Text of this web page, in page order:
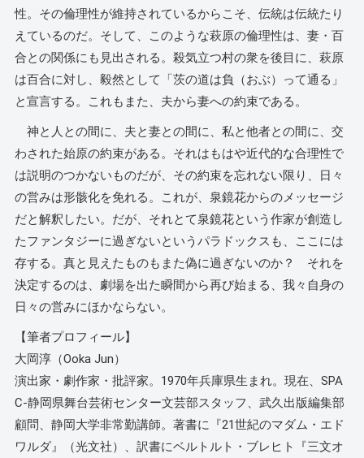
性。その倫理性が維持されているからこそ、伝統は伝統たり
えているのだ。そして、このような萩原の倫理性は、妻・百
合との関係にも見出される。殺気立つ村の衆を後目に、萩原
は百合に対し、毅然として「茨の道は負（おぶ）って通る」
と宣言する。これもまた、夫から妻への約束である。
神と人との間に、夫と妻との間に、私と他者との間に、交
わされた始原の約束がある。それはもはや近代的な合理性で
は説明のつかないものだが、その約束を忘れない限り、日々
の営みは形骸化を免れる。これが、泉鏡花からのメッセージ
だと解釈したい。だが、それとて泉鏡花という作家が創造し
たファンタジーに過ぎないというパラドックスも、ここには
存する。真と見えたものもまた偽に過ぎないのか？ それを
決定するのは、劇場を出た瞬間から再び始まる、我々自身の
日々の営みにほかならない。
【筆者プロフィール】
大岡淳（Ooka Jun）
演出家・劇作家・批評家。1970年兵庫県生まれ。現在、SPA
C-静岡県舞台芸術センター文芸部スタッフ、武久出版編集部
顧問、静岡大学非常勤講師。著書に『21世紀のマダム・エド
ワルダ』（光文社）、訳書にベルトルト・ブレヒト『三文オ